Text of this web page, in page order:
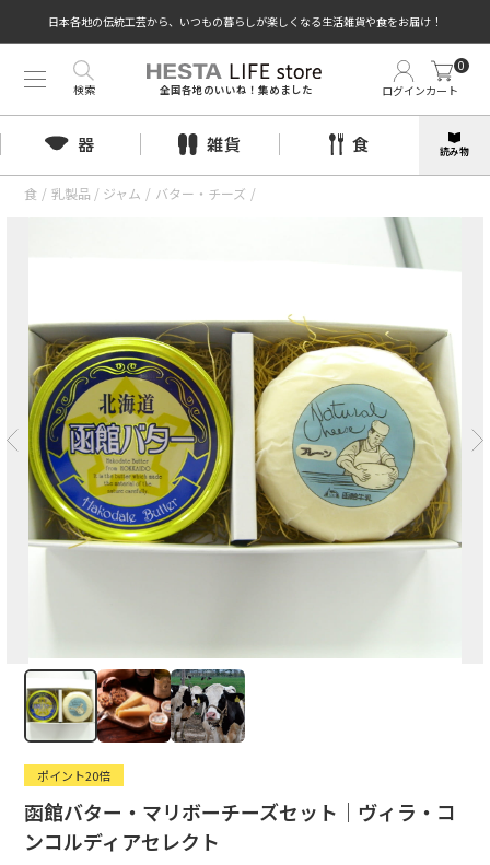
日本各地の伝統工芸から、いつもの暮らしが楽しくなる生活雑貨や食をお届け！
全国各地のいいね！集めました ログインカート
0
検索
器 雑貨 食 読み物
食 / 乳製品 / ジャム / バター・チーズ /
ポイント20倍
函館バター・マリボーチーズセット｜ヴィラ・コ
ンコルディアセレクト